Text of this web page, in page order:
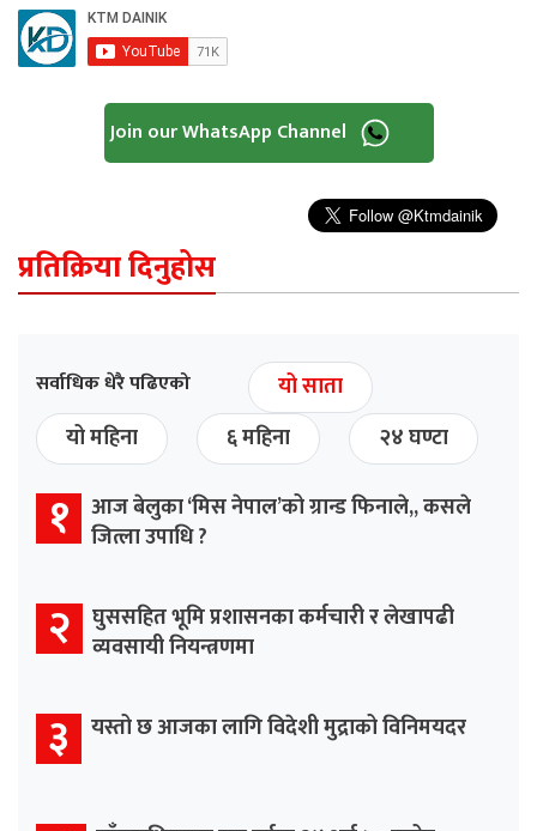
Join our WhatsApp Channel
प्रतिक्रिया दिनुहोस
सर्वाधिक धेरै पढिएको
यो साता
यो महिना
६ महिना २४ घण्टा
१ आज बेलुका ‘मिस नेपाल’को ग्रान्ड फिनाले,, कसले
जित्ला उपाधि ?
२ घुससहित भूमि प्रशासनका कर्मचारी र लेखापढी
व्यवसायी नियन्त्रणमा
३ यस्तो छ आजका लागि विदेशी मुद्राको विनिमयदर